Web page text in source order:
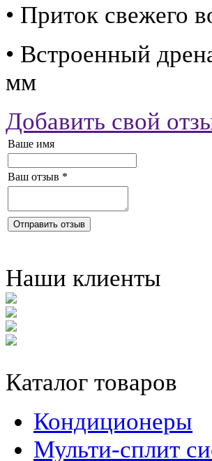
• Приток свежего
• Встроенный
мм
Добавить свой
Ваше имя
Ваш отзыв *
Отправить отзыв
Наши клиенты
Каталог товаров
Кондиционеры
Мульти-сплит